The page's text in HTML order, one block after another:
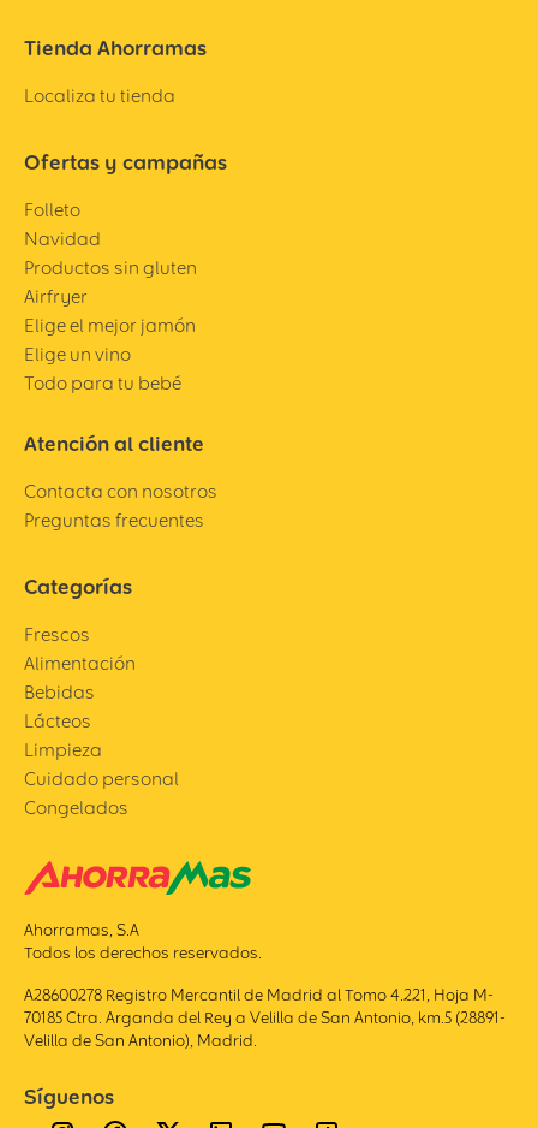
Tienda Ahorramas
Localiza tu tienda
Ofertas y campañas
Folleto
Navidad
Productos sin gluten
Airfryer
Elige el mejor jamón
Elige un vino
Todo para tu bebé
Atención al cliente
Contacta con nosotros
Preguntas frecuentes
Categorías
Frescos
Alimentación
Bebidas
Lácteos
Limpieza
Cuidado personal
Congelados
Ahorramas, S.A
Todos los derechos reservados.
A28600278 Registro Mercantil de Madrid al Tomo 4.221, Hoja M-
70185 Ctra. Arganda del Rey a Velilla de San Antonio, km.5 (28891-
Velilla de San Antonio), Madrid.
Síguenos